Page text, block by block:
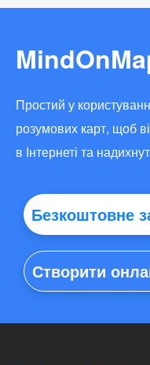
Простий у
розумових карт, щоб
в Інтернеті та
Безкоштовне
Створити